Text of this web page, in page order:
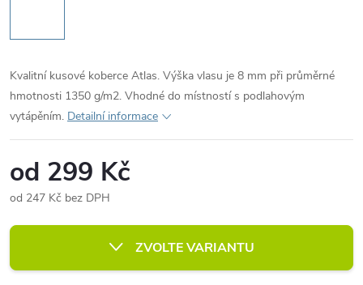
Kvalitní kusové koberce Atlas. Výška vlasu je 8 mm při průměrné
hmotnosti 1350 g/m2. Vhodné do místností s podlahovým
vytápěním. Detailní informace
od 299 Kč
od 247 Kč bez DPH
cena:
ZVOLTE VARIANTU